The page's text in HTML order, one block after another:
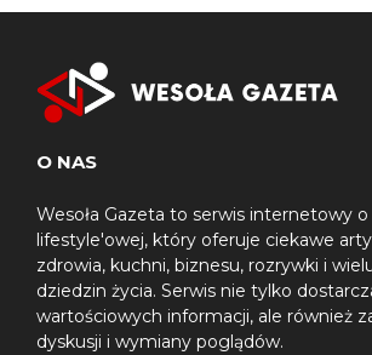
O NAS
Wesoła Gazeta to serwis internetowy
lifestyle'owej, który oferuje ciekawe
zdrowia, kuchni, biznesu, rozrywki i
dziedzin życia. Serwis nie tylko
wartościowych informacji, ale również
dyskusji i wymiany poglądów.